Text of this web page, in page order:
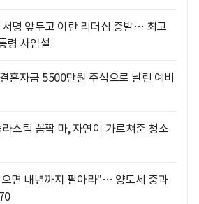
명 앞두고 이란 리더십 증발… 최고
령 사임설
혼자금 5500만원 주식으로 날린 예비
스틱 꼼짝 마, 자연이 가르쳐준 청소
면 내년까지 팔아라"… 양도세 중과